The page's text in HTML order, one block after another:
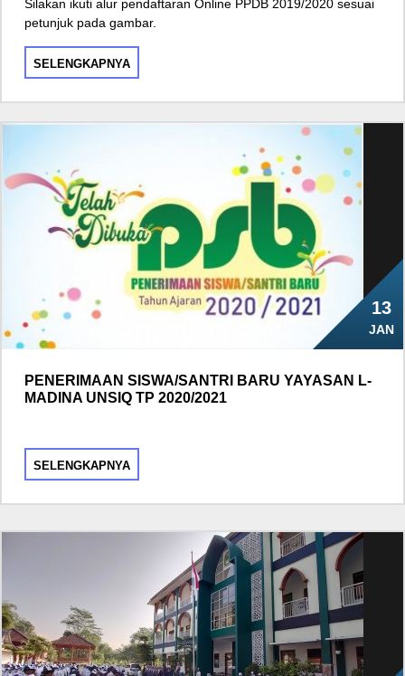
Silakan ikuti alur pendaftaran Online PPDB 2019/2020 sesuai
petunjuk pada gambar.
SELENGKAPNYA
13
JAN
PENERIMAAN SISWA/SANTRI BARU YAYASAN L-
MADINA UNSIQ TP 2020/2021
SELENGKAPNYA